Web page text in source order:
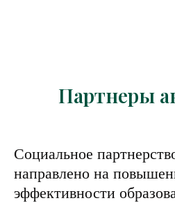
Партнеры
Социальное
направлено на
эффективности